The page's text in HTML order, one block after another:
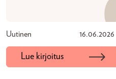
Uutinen 16.06.2026
Lue kirjoitus